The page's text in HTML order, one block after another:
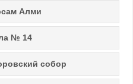
Алми
№ 14
собор